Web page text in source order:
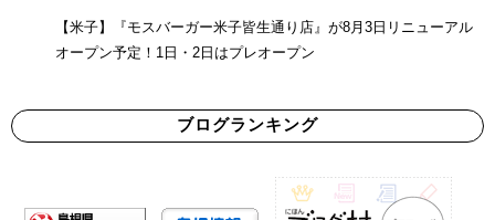
【米子】『モスバーガー米子皆生通り店』が8月3日リニューアル
オープン予定！1日・2日はプレオープン
ブログランキング